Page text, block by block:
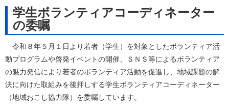
学生ボランティアコーディネーター
の委嘱
令和８年５月１日より若者（学生）を対象としたボランティア活
動プログラムや啓発イベントの開催、ＳＮＳ等によるボランティア
の魅力発信により若者のボランティア活動を促進し、地域課題の解
決に向けた取組みを後押しする学生ボランティアコーディネーター
（地域おこし協力隊）を委嘱しています。